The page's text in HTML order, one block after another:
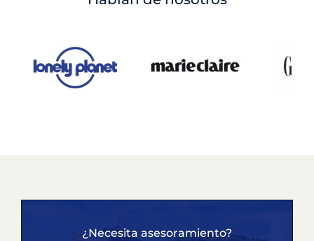
¿Necesita asesoramiento?